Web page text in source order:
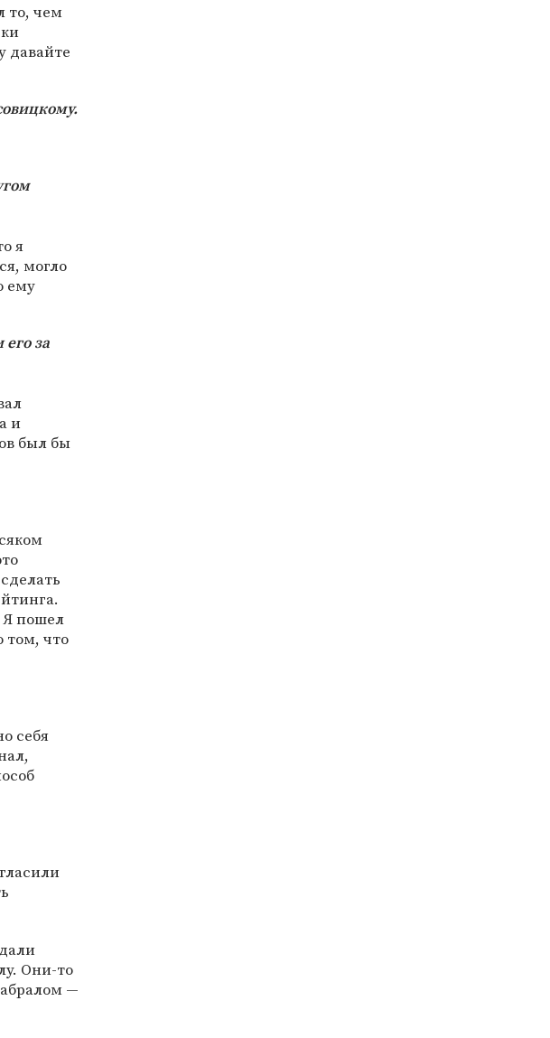
то, чем
давайте
я
могло
ему
за
и
был бы
Я пошел
том, что
себя
Они-то
—